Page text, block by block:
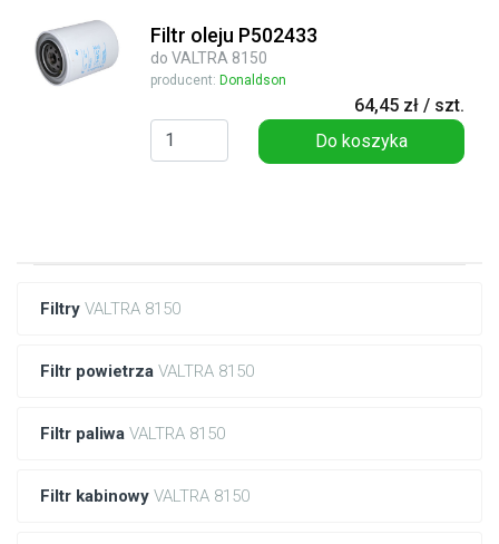
Filtry VALTRA 8150
Filtr powietrza VALTRA 8150
Filtr paliwa VALTRA 8150
Filtr kabinowy VALTRA 8150
Filtr oleju P502433
do VALTRA 8150
producent: Donaldson
64,45 zł / szt.
Do koszyka